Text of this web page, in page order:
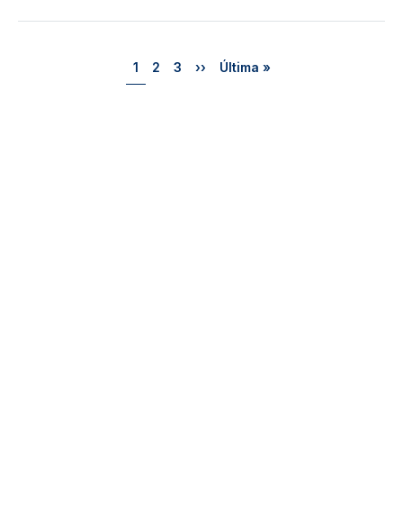
Página
1 Página
2 Página
3 Próxima página
›› Última página
Última »